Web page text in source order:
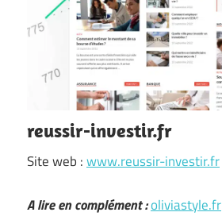
reussir-investir.fr
Site web :www.reussir-investir.fr
A lire en complément :oliviastyle.fr